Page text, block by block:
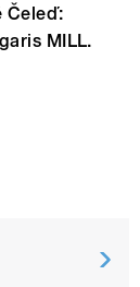
Čeleď:
MILL.